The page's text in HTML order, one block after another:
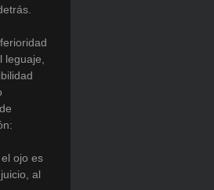
ojo es
al